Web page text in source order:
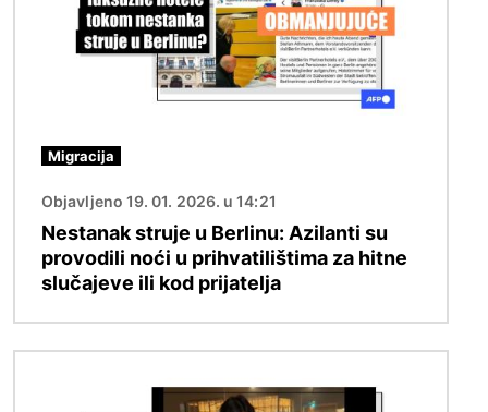
Migracija
Objavljeno 19. 01. 2026. u 14:21
Nestanak struje u Berlinu: Azilanti su
provodili noći u prihvatilištima za hitne
slučajeve ili kod prijatelja